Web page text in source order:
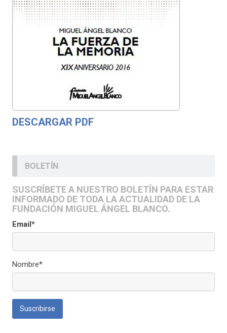
DESCARGAR PDF
BOLETÍN
SUSCRÍBETE A NUESTRO BOLETÍN PARA ESTAR
INFORMADO DE TODA LA ACTUALIDAD DE LA
FUNDACIÓN MIGUEL ÁNGEL BLANCO.
Email*
Nombre*